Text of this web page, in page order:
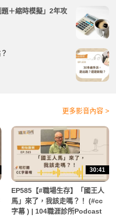
＋縮時模擬」2年攻
更多影音內容 >
30:41
EP585【#職場生存】「國王人
馬」來了，我該走嗎？！ (#cc
字幕 ) | 104職涯診所Podcast